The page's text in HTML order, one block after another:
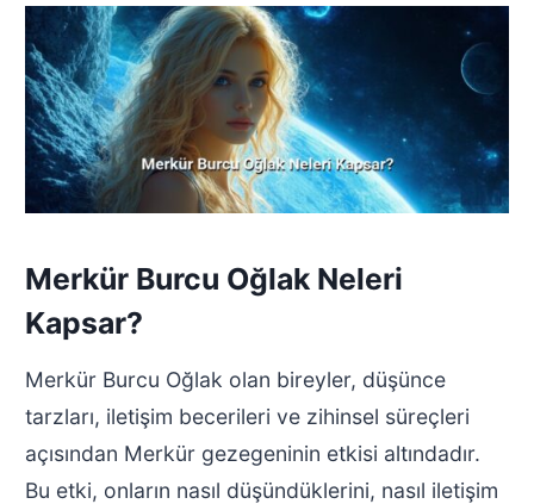
Merkür Burcu Oğlak Neleri
Kapsar?
Merkür Burcu Oğlak olan bireyler, düşünce
tarzları, iletişim becerileri ve zihinsel süreçleri
açısından Merkür gezegeninin etkisi altındadır.
Bu etki, onların nasıl düşündüklerini, nasıl iletişim